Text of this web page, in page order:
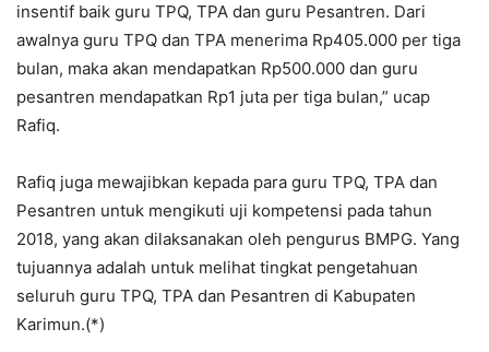
insentif baik guru TPQ, TPA dan guru Pesantren. Dari
awalnya guru TPQ dan TPA menerima Rp405.000 per tiga
bulan, maka akan mendapatkan Rp500.000 dan guru
pesantren mendapatkan Rp1 juta per tiga bulan,” ucap
Rafiq.
Rafiq juga mewajibkan kepada para guru TPQ, TPA dan
Pesantren untuk mengikuti uji kompetensi pada tahun
2018, yang akan dilaksanakan oleh pengurus BMPG. Yang
tujuannya adalah untuk melihat tingkat pengetahuan
seluruh guru TPQ, TPA dan Pesantren di Kabupaten
Karimun.(*)